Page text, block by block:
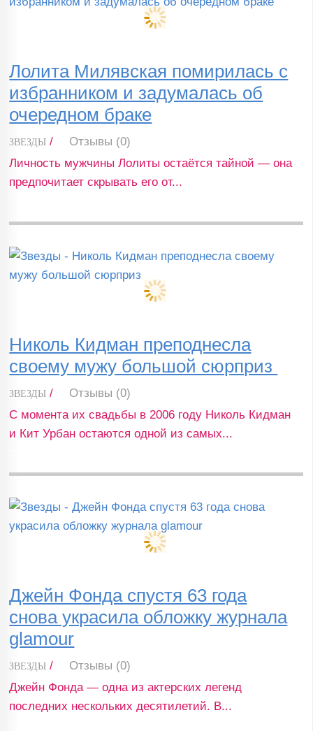
Лолита Милявская помирилась с
избранником и задумалась об
очередном браке
ЗВЕЗДЫ /
Отзывы (0)
Личность мужчины Лолиты остаётся тайной — она
предпочитает скрывать его от...
Николь Кидман преподнесла
своему мужу большой сюрприз
ЗВЕЗДЫ /
Отзывы (0)
С момента их свадьбы в 2006 году Николь Кидман
и Кит Урбан остаются одной из самых...
Джейн Фонда спустя 63 года
снова украсила обложку журнала
glamour
ЗВЕЗДЫ /
Отзывы (0)
Джейн Фонда — одна из актерских легенд
последних нескольких десятилетий. В...